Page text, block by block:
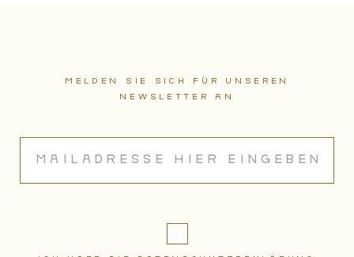
Melden sie sich für unseren
Newsletter an